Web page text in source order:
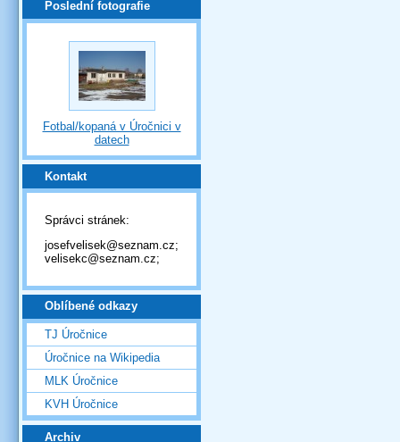
Poslední fotografie
Fotbal/kopaná v Úročnici v
datech
Kontakt
Správci stránek:
josefvelisek@seznam.cz;
velisekc@seznam.cz;
Oblíbené odkazy
TJ Úročnice
Úročnice na Wikipedia
MLK Úročnice
KVH Úročnice
Archiv